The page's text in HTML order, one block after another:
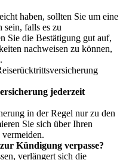
haben, sollten Sie um eine
falls es zu
Sie die Bestätigung gut auf,
nachweisen zu können,
jederzeit
in der Regel nur zu den
Sie sich über Ihren
Kündigung verpasse?
verlängert sich die